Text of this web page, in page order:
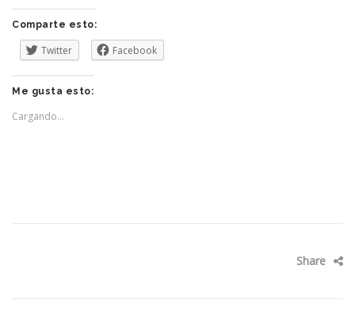
Comparte esto:
Twitter Facebook
Me gusta esto:
Cargando...
Share